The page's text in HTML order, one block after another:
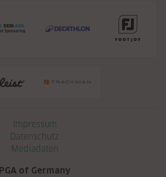
Impressum
Datenschutz
Mediadaten
PGA of Germany